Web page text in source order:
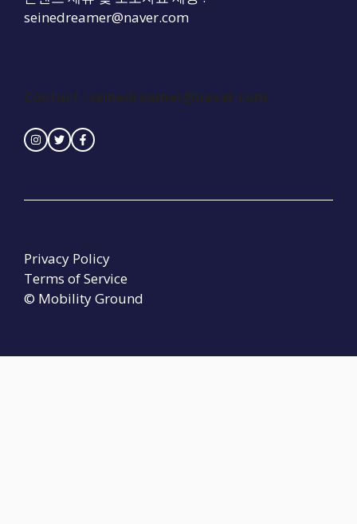
seinedreamer@naver.com
Contact : seinedreamer@naver.com
© Mobility Ground
Privacy Policy
Terms of Service